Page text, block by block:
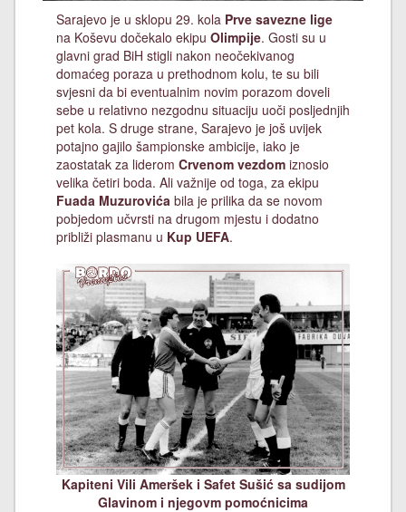
Sarajevo je u sklopu 29. kola Prve savezne lige
na Koševu dočekalo ekipu Olimpije. Gosti su u
glavni grad BiH stigli nakon neočekivanog
domaćeg poraza u prethodnom kolu, te su bili
svjesni da bi eventualnim novim porazom doveli
sebe u relativno nezgodnu situaciju uoči posljednjih
pet kola. S druge strane, Sarajevo je još uvijek
potajno gajilo šampionske ambicije, iako je
zaostatak za liderom Crvenom vezdom iznosio
velika četiri boda. Ali važnije od toga, za ekipu
Fuada Muzurovića bila je prilika da se novom
pobjedom učvrsti na drugom mjestu i dodatno
približi plasmanu u Kup UEFA.
Kapiteni Vili Ameršek i Safet Sušić sa sudijom
Glavinom i njegovm pomoćnicima